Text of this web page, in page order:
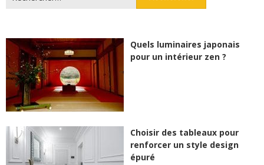
Quels luminaires japonais
pour un intérieur zen ?
Choisir des tableaux pour
renforcer un style design
épuré